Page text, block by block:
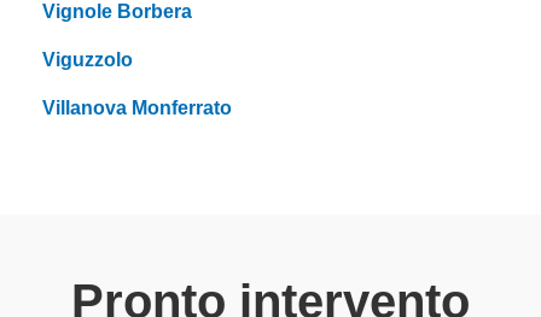
Vignole Borbera
Viguzzolo
Villanova Monferrato
Pronto intervento